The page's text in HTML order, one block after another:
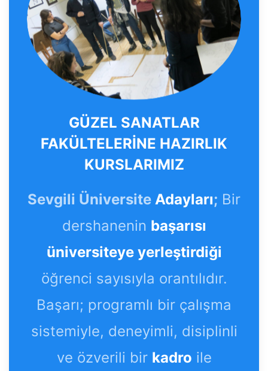
GÜZEL SANATLAR
FAKÜLTELERİNE HAZIRLIK
KURSLARIMIZ
Sevgili Üniversite Adayları; Bir
dershanenin başarısı
üniversiteye yerleştirdiği
öğrenci sayısıyla orantılıdır.
Başarı; programlı bir çalışma
sistemiyle, deneyimli, disiplinli
ve özverili bir kadro ile